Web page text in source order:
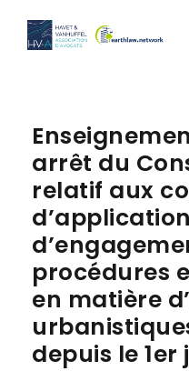
arrêt du
relatif aux
procédures
en matière
depuis le